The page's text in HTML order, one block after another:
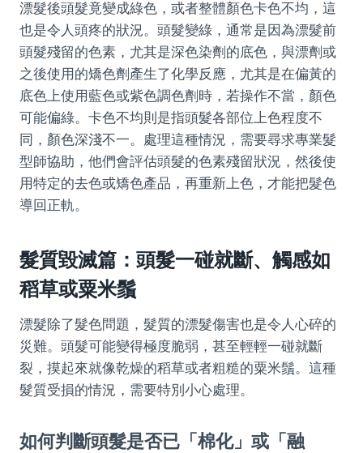
漂髮後頭髮竟變成綠色，或者整體顏色卡色不均，這
也是令人頭疼的狀況。頭髮變綠，通常是因為漂髮前
頭髮殘留的色素，尤其是深色染劑的底色，與漂劑或
之後使用的矯色劑產生了化學反應，尤其是在偏黃的
底色上使用藍色或紫色調色劑時，若操作不當，顏色
可能偏綠。卡色不均則是指頭髮各部位上色程度不
同，顏色深淺不一。處理這種情況，需要尋求專業髮
型師協助，他們會評估頭髮的色素殘留狀況，然後使
用特定的去色或矯色產品，再重新上色，才能把髮色
導回正軌。
髮質毀滅篇：頭髮一碰就斷、觸感如
稻草或粟米鬚
漂髮除了髮色問題，髮質的漂髮傷害也是令人心碎的
災難。頭髮可能變得極度脆弱，甚至輕輕一碰就斷
裂，摸起來就像乾燥的稻草或者粗糙的粟米鬚。這種
髮質受損的情況，需要特別小心處理。
如何判斷頭髮是否已「棉化」或「融